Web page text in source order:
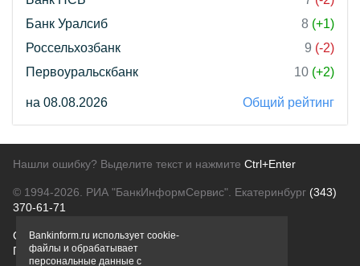
Банк Уралсиб
8 (+1)
Россельхозбанк
9 (-2)
Первоуральскбанк
10 (+2)
на 08.08.2026 Общий рейтинг
Нашли ошибку? Выделите текст и нажмите Ctrl+Enter
© 1994-2026. РИА "БанкИнформСервис". Екатеринбург (343)
370-61-71
О проектеПолитика конфиденциальности
Правовая информацияДля рекламодателей
Bankinform.ru использует cookie-
файлы и обрабатывает
персональные данные с